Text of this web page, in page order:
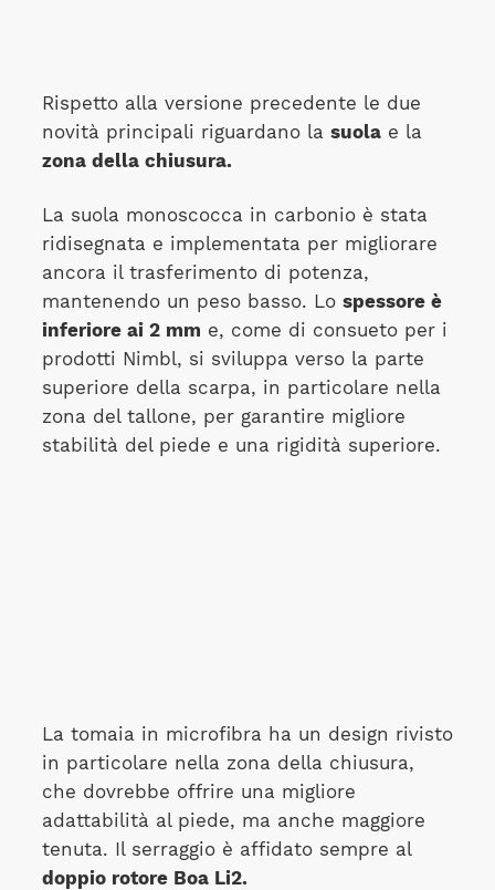
Rispetto alla versione precedente le due
novità principali riguardano la suolae la
zona della chiusura.
La suola monoscocca in carbonio è stata
ridisegnata e implementata per migliorare
ancora il trasferimento di potenza,
mantenendo un peso basso. Lo spessore è
inferiore ai 2 mm e, come di consueto per i
prodotti Nimbl, si sviluppa verso la parte
superiore della scarpa, in particolare nella
zona del tallone, per garantire migliore
stabilità del piede e una rigidità superiore.
La tomaia in microfibra ha un design rivisto
in particolare nella zona della chiusura,
che dovrebbe offrire una migliore
adattabilità al piede, ma anche maggiore
tenuta. Il serraggio è affidato sempre al
doppio rotore Boa Li2.